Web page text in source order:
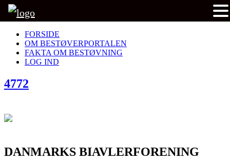
FORSIDE
OM BESTØVERPORTALEN
FAKTA OM BESTØVNING
LOG IND
4772
DANMARKS BIAVLERFORENING